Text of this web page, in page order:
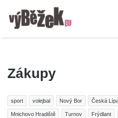
Zákupy
sport volejbal Nový Bor Česká
Mnichovo Hradiště Turnov Frýdlant